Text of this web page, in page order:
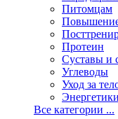
Питомцам
Повышение
Протеин
Суставы и
Углеводы
Уход за
Энергетики
Все категории ...